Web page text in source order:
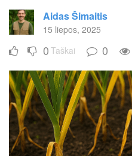
Aidas Šimaitis
15 liepos, 2025
0 Taškai 0